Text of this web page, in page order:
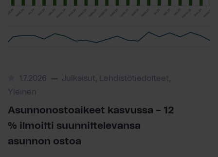
1.7.2026
Julkaisut, Lehdistötiedotteet,
Yleinen
Asunnonostoaikeet kasvussa – 12
% ilmoitti suunnittelevansa
asunnon ostoa